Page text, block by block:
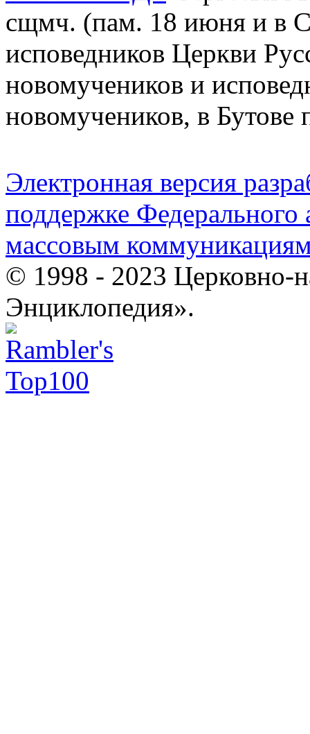
сщмч. (пам. 18 июня и в
исповедников Церкви
новомучеников и
новомучеников, в Бутове
Электронная версия
поддержке Федерального
массовым
© 1998 - 2023 Церковно-
Энциклопедия».